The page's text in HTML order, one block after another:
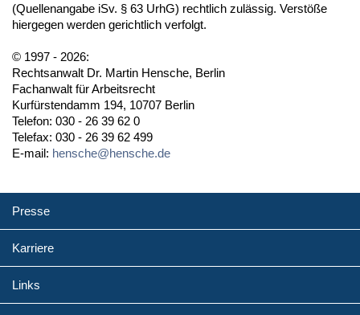
(Quellenangabe iSv. § 63 UrhG) rechtlich zulässig. Verstöße
hiergegen werden gerichtlich verfolgt.
© 1997 - 2026:
Rechtsanwalt Dr. Martin Hensche, Berlin
Fachanwalt für Arbeitsrecht
Kurfürstendamm 194, 10707 Berlin
Telefon: 030 - 26 39 62 0
Telefax: 030 - 26 39 62 499
E-mail: hensche@hensche.de
Presse
Karriere
Links